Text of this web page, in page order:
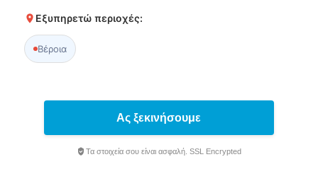
Εξυπηρετώ περιοχές:
Βέροια
Ας ξεκινήσουμε
Τα στοιχεία σου είναι ασφαλή. SSL Encrypted